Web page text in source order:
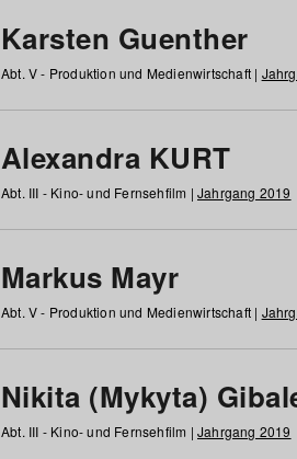
Karsten Guenther
Abt. V - Produktion und Medienwirtschaft |
Alexandra KURT
Abt. III - Kino- und Fernsehfilm | Jahrgang 2019
Markus Mayr
Abt. V - Produktion und Medienwirtschaft |
Nikita (Mykyta)
Abt. III - Kino- und Fernsehfilm | Jahrgang 2019